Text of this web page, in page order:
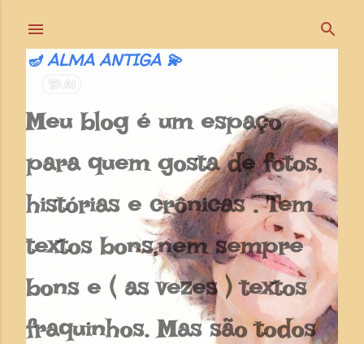
🪔 ALMA ANTIGA 💫
Meu blog é um espaço
para quem gosta de fotos,
histórias e crônicas . Tem
textos bons,nem sempre
bons e ( as vezes ) textos
fraquinhos. Mas são todos